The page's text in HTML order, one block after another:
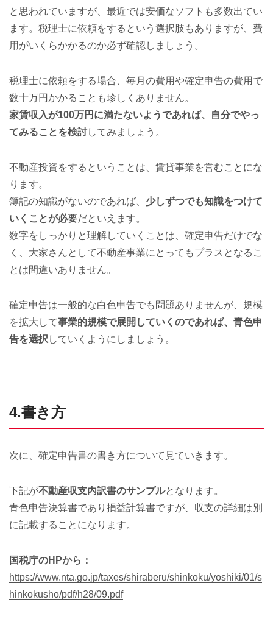
と思われていますが、最近では安価なソフトも多数出てい
ます。税理士に依頼をするという選択肢もありますが、費
用がいくらかかるのか必ず確認しましょう。
税理士に依頼をする場合、毎月の費用や確定申告の費用で
数十万円かかることも珍しくありません。
家賃収入が100万円に満たないようであれば、自分でやっ
てみることを検討してみましょう。
不動産投資をするということは、賃貸事業を営むことにな
ります。
簿記の知識がないのであれば、 少しずつでも知識をつけて
いくことが必要だといえます。
数字をしっかりと理解していくことは、確定申告だけでな
く、大家さんとして不動産事業にとってもプラスとなるこ
とは間違いありません。
確定申告は一般的な白色申告でも問題ありませんが、規模
を拡大して事業的規模で展開していくのであれば、青色申
告を選択 していくようにしましょう。
4.書き方
次に、確定申告書の書き方について見ていきます。
下記が不動産収支内訳書のサンプルとなります。
青色申告決算書であり損益計算書ですが、収支の詳細は別
に記載することになります。
国税庁のHPから：
https://www.nta.go.jp/taxes/shiraberu/shinkoku/yoshiki/01/s
hinkokusho/pdf/h28/09.pdf